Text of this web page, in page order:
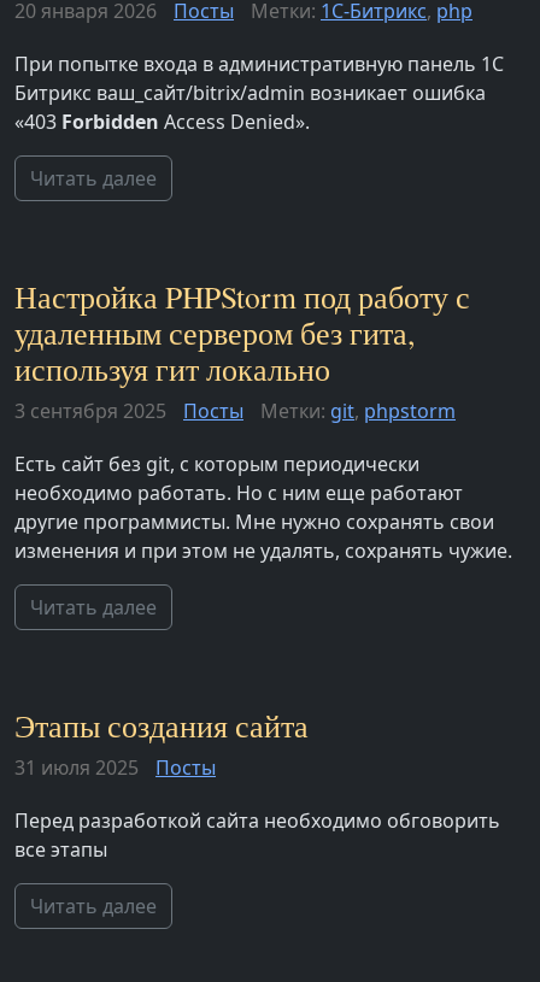
20 января 2026 Посты Метки: 1С-Битрикс, php
При попытке входа в административную панель 1С
Битрикс ваш_сайт/bitrix/admin возникает ошибка
«403 Forbidden Access Denied».
Читать далее
Настройка PHPStorm под работу с
удаленным сервером без гита,
используя гит локально
3 сентября 2025 Посты Метки: git, phpstorm
Есть сайт без git, с которым периодически
необходимо работать. Но с ним еще работают
другие программисты. Мне нужно сохранять свои
изменения и при этом не удалять, сохранять чужие.
Читать далее
Этапы создания сайта
31 июля 2025
Посты
Перед разработкой сайта необходимо обговорить
все этапы
Читать далее